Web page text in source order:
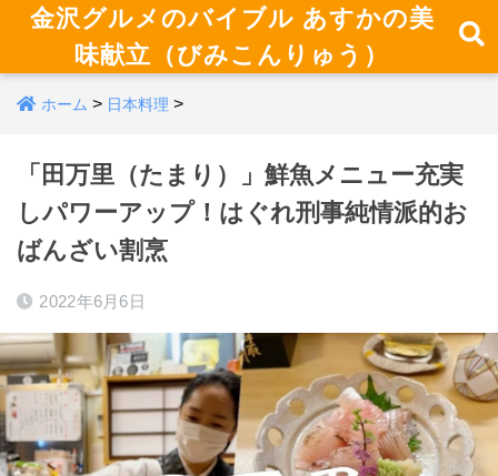
金沢グルメのバイブル あすかの美
味献立（びみこんりゅう）
ホーム > 日本料理 >
「田万里（たまり）」鮮魚メニュー充実
しパワーアップ！はぐれ刑事純情派的お
ばんざい割烹
2022年6月6日